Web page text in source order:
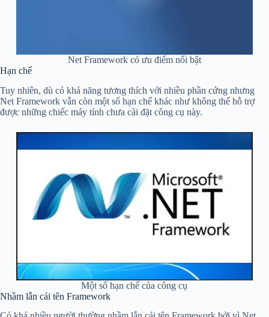
Net Framework có ưu điểm nổi bật
Hạn chế
Tuy nhiên, dù có khả năng tương thích với nhiều phần cứng nhưng
Net Framework vẫn còn một số hạn chế khác như không thể hỗ trợ
được những chiếc máy tính chưa cài đặt công cụ này.
Một số hạn chế của công cụ
Nhầm lẫn cái tên Framework